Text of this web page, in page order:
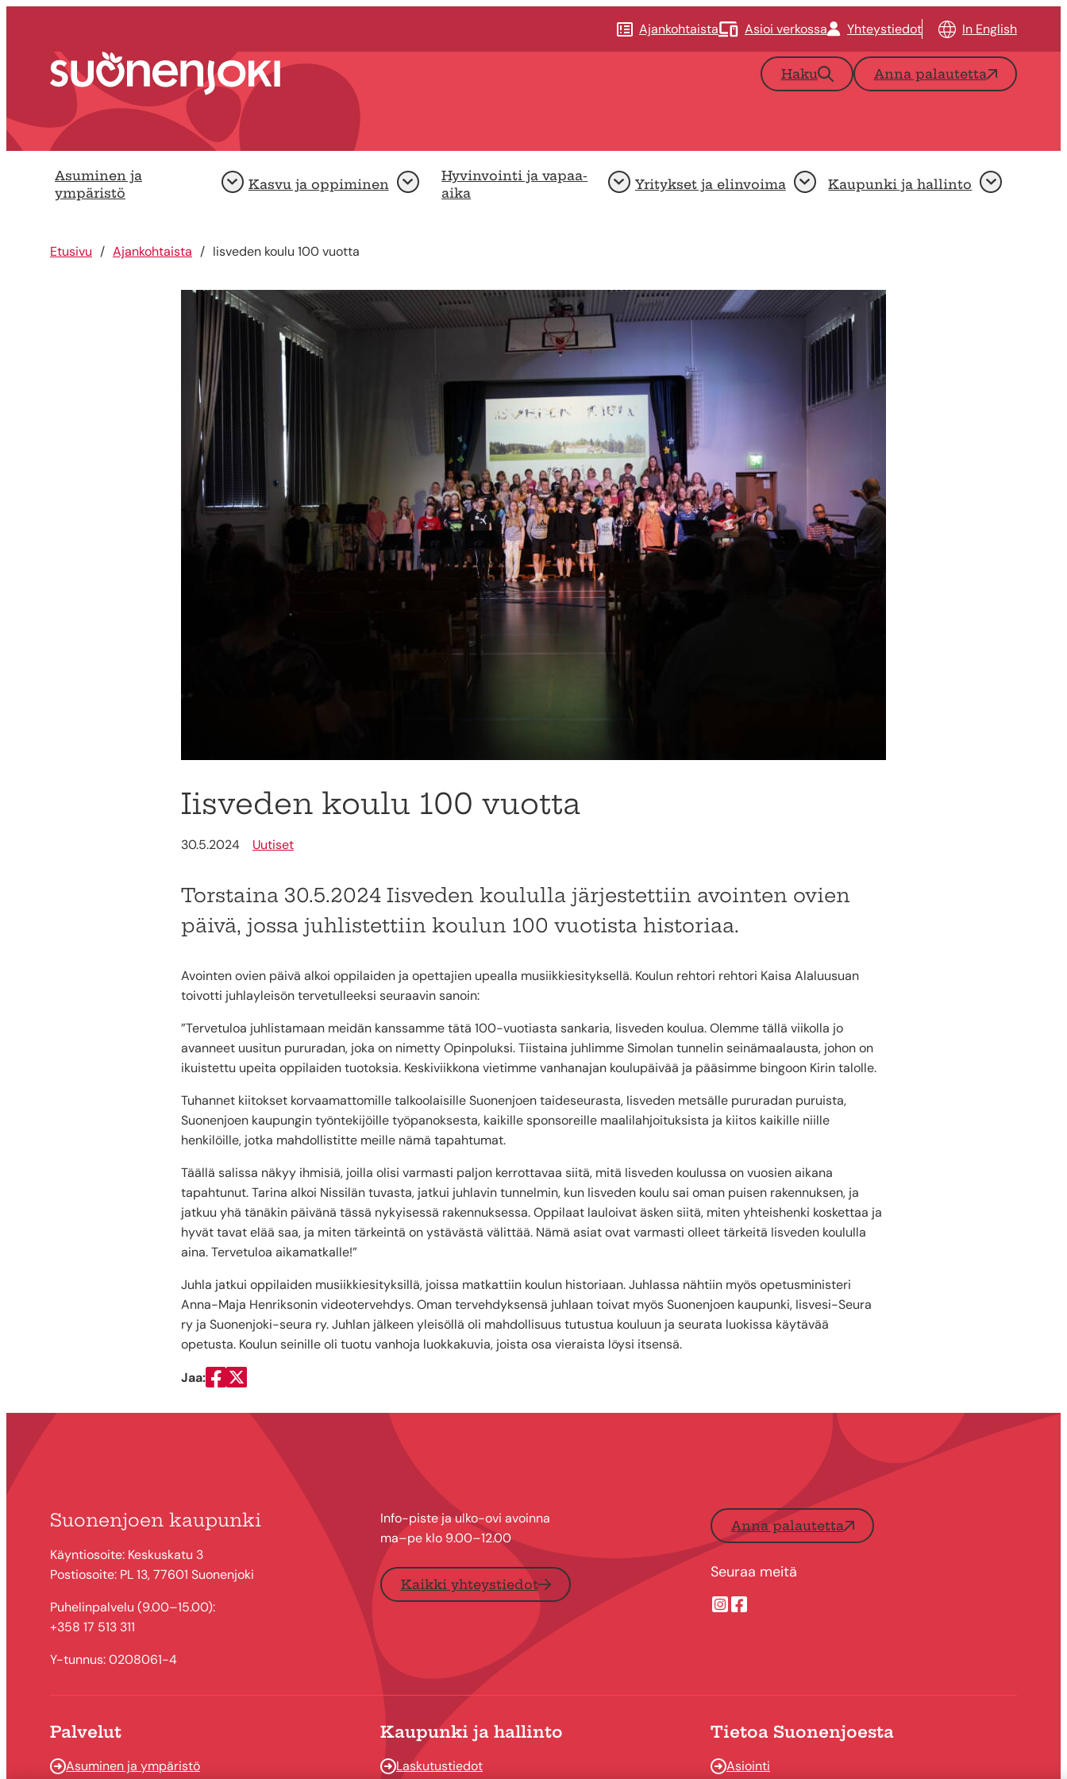
Ajankohtaista
Asioi verkossa Yhteystiedot In English
Etusivu
Haku Anna palautetta
Asuminen ja
ympäristö
AvaaKasvu ja oppiminen Avaa
Hyvinvointi ja vapaa-
aika
AvaaYritykset ja elinvoima AvaaKaupunki ja hallinto Avaa
Etusivu Ajankohtaista Iisveden koulu 100 vuotta
Iisveden koulu 100 vuotta
30.5.2024 Uutiset
Torstaina 30.5.2024 Iisveden koululla järjestettiin avointen ovien
päivä, jossa juhlistettiin koulun 100 vuotista historiaa.
Avointen ovien päivä alkoi oppilaiden ja opettajien upealla musiikkiesityksellä. Koulun rehtori rehtori Kaisa Alaluusuan
toivotti juhlayleisön tervetulleeksi seuraavin sanoin:
”Tervetuloa juhlistamaan meidän kanssamme tätä 100-vuotiasta sankaria, Iisveden koulua. Olemme tällä viikolla jo
avanneet uusitun pururadan, joka on nimetty Opinpoluksi. Tiistaina juhlimme Simolan tunnelin seinämaalausta, johon on
ikuistettu upeita oppilaiden tuotoksia. Keskiviikkona vietimme vanhanajan koulupäivää ja pääsimme bingoon Kirin talolle.
Tuhannet kiitokset korvaamattomille talkoolaisille Suonenjoen taideseurasta, Iisveden metsälle pururadan puruista,
Suonenjoen kaupungin työntekijöille työpanoksesta, kaikille sponsoreille maalilahjoituksista ja kiitos kaikille niille
henkilöille, jotka mahdollistitte meille nämä tapahtumat.
Täällä salissa näkyy ihmisiä, joilla olisi varmasti paljon kerrottavaa siitä, mitä Iisveden koulussa on vuosien aikana
tapahtunut. Tarina alkoi Nissilän tuvasta, jatkui juhlavin tunnelmin, kun Iisveden koulu sai oman puisen rakennuksen, ja
jatkuu yhä tänäkin päivänä tässä nykyisessä rakennuksessa. Oppilaat lauloivat äsken siitä, miten yhteishenki koskettaa ja
hyvät tavat elää saa, ja miten tärkeintä on ystävästä välittää. Nämä asiat ovat varmasti olleet tärkeitä Iisveden koululla
aina. Tervetuloa aikamatkalle!”
Juhla jatkui oppilaiden musiikkiesityksillä, joissa matkattiin koulun historiaan. Juhlassa nähtiin myös opetusministeri
Anna-Maja Henriksonin videotervehdys. Oman tervehdyksensä juhlaan toivat myös Suonenjoen kaupunki, Iisvesi-Seura
ry ja Suonenjoki-seura ry. Juhlan jälkeen yleisöllä oli mahdollisuus tutustua kouluun ja seurata luokissa käytävää
opetusta. Koulun seinille oli tuotu vanhoja luokkakuvia, joista osa vieraista löysi itsensä.
Jaa:
Jaa Facebookissa
Jaa Twitterissä
Suonenjoen kaupunki
Käyntiosoite: Keskuskatu 3
Postiosoite: PL 13, 77601 Suonenjoki
Puhelinpalvelu (9.00–15.00):
+358 17 513 311
Y-tunnus: 0208061-4
Info-piste ja ulko-ovi avoinna
ma–pe klo 9.00–12.00
Kaikki yhteystiedot
Anna palautetta
Seuraa meitä
Suonenjoen kaupungin Instragram
Suonenjoen kaupungin Facebook
Palvelut
Asuminen ja ympäristö
Kaupunki ja hallinto
Laskutustiedot
Tietoa Suonenjoesta
Asiointi